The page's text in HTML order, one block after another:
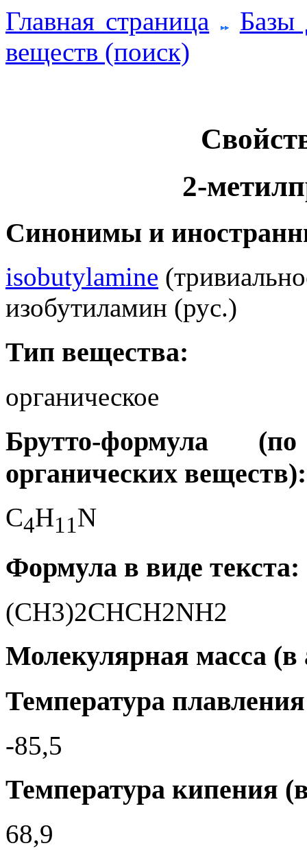
Главная страница
Базы
веществ (поиск)
2-
Синонимы и
isobutylamine
изобутиламин (рус.)
Тип вещества:
органическое
Брутто-формула
органических веществ):
C4H1 1N
Формула в виде текста:
(CH3)2CHCH2NH2
Молекулярная масса (в
Температура
-85,5
Температура кипения
68,9